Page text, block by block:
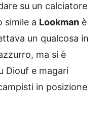
su un calciatore
simile a Lookman è
un qualcosa in
ma si è
Diouf e magari
in posizione